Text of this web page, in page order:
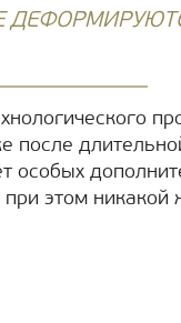
после
особых
при этом никакой